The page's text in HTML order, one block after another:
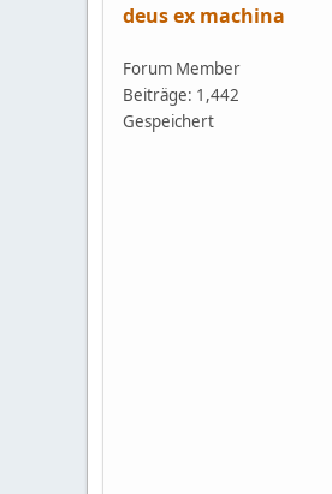
deus ex machina
Forum Member
Beiträge: 1,442
Gespeichert